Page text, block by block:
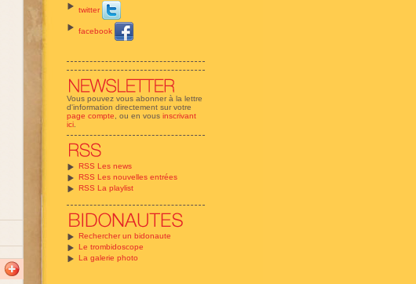
twitter
facebook
Vous pouvez vous abonner à la lettre
d'information directement sur votre
page compte , ou en vous inscrivant
ici
RSS Les news
RSS Les nouvelles entrées
RSS La playlist
Rechercher un bidonaute
Le trombidoscope
La galerie photo